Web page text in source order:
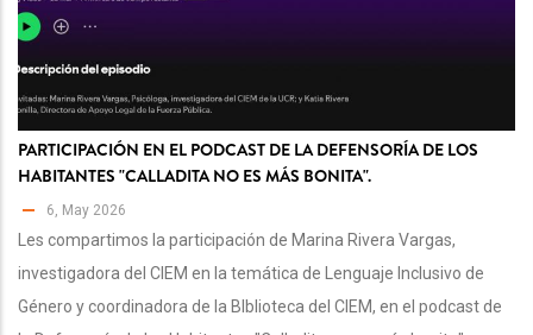
PARTICIPACIÓN EN EL PODCAST DE LA DEFENSORÍA DE LOS
HABITANTES "CALLADITA NO ES MÁS BONITA".
6, May 2026
Les compartimos la participación de Marina Rivera Vargas,
investigadora del CIEM en la temática de Lenguaje Inclusivo de
Género y coordinadora de la BIblioteca del CIEM, en el podcast de